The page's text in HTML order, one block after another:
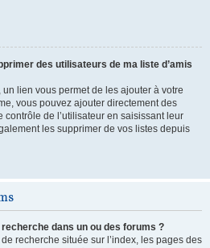
des utilisateurs de ma liste d’amis
lien vous permet de les ajouter à votre
vous pouvez ajouter directement des
de l’utilisateur en saisissant leur
les supprimer de vos listes depuis
dans un ou des forums ?
recherche située sur l’index, les pages des